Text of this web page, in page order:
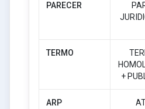
PARECER
TERMO
+
ARP